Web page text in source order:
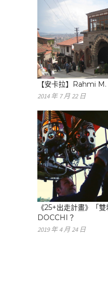
【安卡拉】Rahmi
2014 年 7 月 22 日
《25+出走計畫》「
DOCCHI？
2019 年 4 月 24 日